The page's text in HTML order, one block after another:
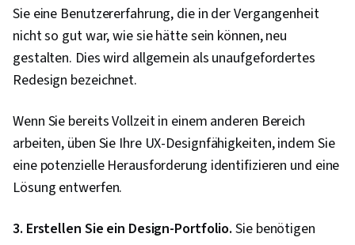
Sie eine Benutzererfahrung, die in der Vergangenheit
nicht so gut war, wie sie hätte sein können, neu
gestalten. Dies wird allgemein als unaufgefordertes
Redesign bezeichnet.
Wenn Sie bereits Vollzeit in einem anderen Bereich
arbeiten, üben Sie Ihre UX-Designfähigkeiten, indem Sie
eine potenzielle Herausforderung identifizieren und eine
Lösung entwerfen.
3. Erstellen Sie ein Design-Portfolio.Sie benötigen